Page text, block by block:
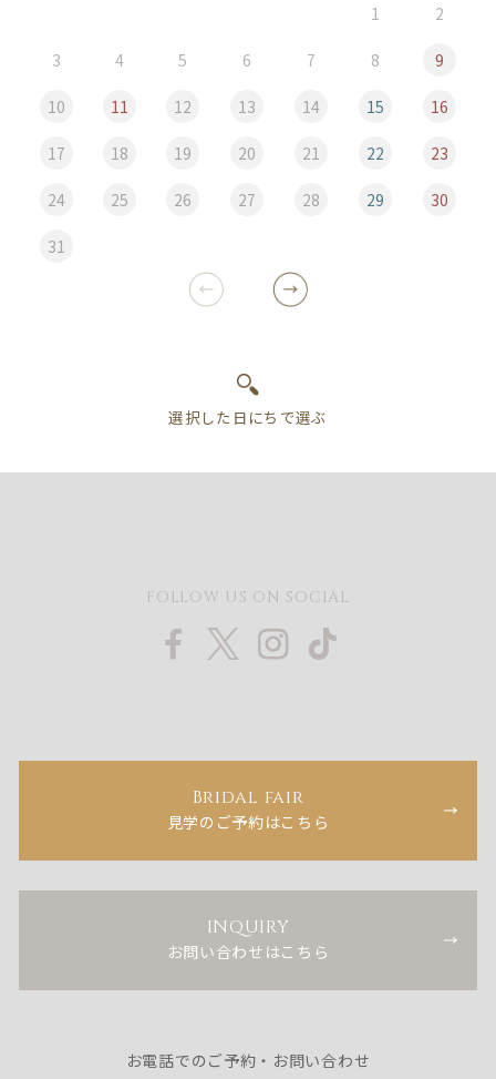
1 2
3 4 5 6 7 8 9
10 11 12 13 14 15 16
17 18 19 20 21 22 23
24 25 26 27 28 29 30
31
FOLLOW US ON SOCIAL
Bridal fair
見学のご予約はこちら
INQUIRY
お問い合わせはこちら
お電話でのご予約・お問い合わせ